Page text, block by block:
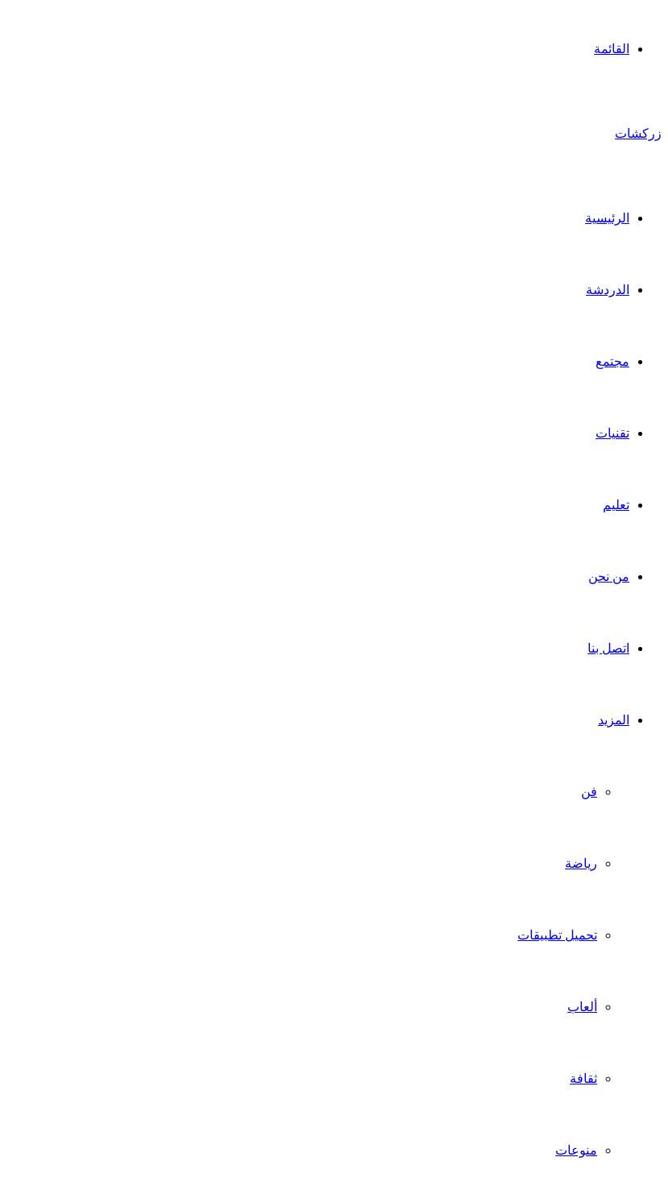
القائمة
زركشات
الرئيسية
الدردشة
مجتمع
تقنيات
تعليم
من نحن
اتصل بنا
المزيد
فن
رياضة
تحميل تطبيقات
ألعاب
ثقافة
منوعات